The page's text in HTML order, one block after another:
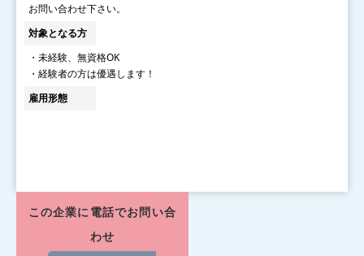
お問い合わせ下さい。
対象となる方
・未経験、無資格OK
・経験者の方は優遇します！
雇用形態
この企業に電話でお問い合
わせ